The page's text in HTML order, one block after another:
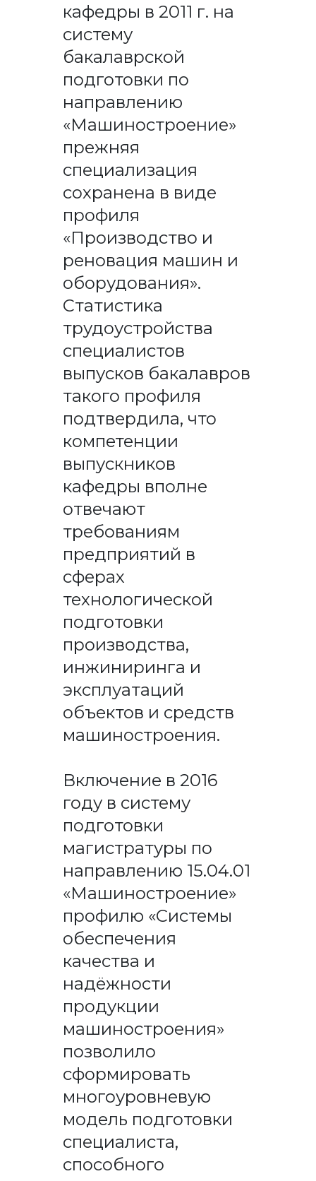
кафедры в 2011 г. на
систему
бакалаврской
подготовки по
направлению
«Машиностроение»
прежняя
специализация
сохранена в виде
профиля
«Производство и
реновация машин и
оборудования».
Статистика
трудоустройства
специалистов
выпусков бакалавров
такого профиля
подтвердила, что
компетенции
выпускников
кафедры вполне
отвечают
требованиям
предприятий в
сферах
технологической
подготовки
производства,
инжиниринга и
эксплуатаций
объектов и средств
машиностроения.
Включение в 2016
году в систему
подготовки
магистратуры по
направлению 15.04.01
«Машиностроение»
профилю «Системы
обеспечения
качества и
надёжности
продукции
машиностроения»
позволило
сформировать
многоуровневую
модель подготовки
специалиста,
способного